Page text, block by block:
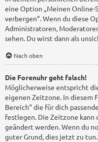
eine Option „Meinen Online-
verbergen“. Wenn du diese
Administratoren,
sehen. Du wirst dann als
Nach oben
Die Forenuhr geht falsch!
Möglicherweise entspricht
eigenen Zeitzone. In diesem
Bereich“ die für dich
festlegen. Die Zeitzone
geändert werden. Wenn du
guter Grund, dies jetzt zu tun.